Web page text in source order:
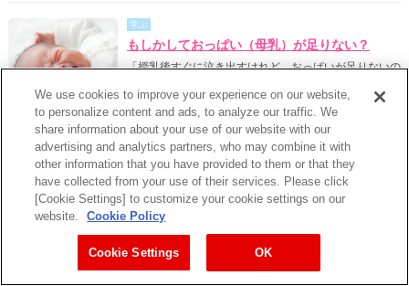
学ぶ
もしかしておっぱい（母乳）が足りない？
「授乳後すぐに泣き出すけれど、おっぱいが足りないの
ゃんは、まだ授乳のリズムができていないので、回数や
間隔は気にせず、欲しがるたびに飲ませてあげましょ
う。
食べる
洋風茶碗蒸し
＜7ヵ月〜8ヵ月の離乳食レシピ＞
トマト 5g
We use cookies to improve your experience on our website,
to personalize content and ads, to analyze our traffic. We
share information about your use of our website with our
advertising and analytics partners, who may combine it with
other information that you have provided to them or that they
have collected from your use of their services. Please click
[Cookie Settings] to customize your cookie settings on our
website.
Cookie Policy
Cookie Settings OK